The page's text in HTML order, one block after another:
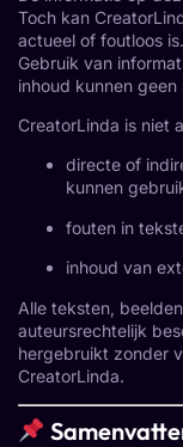
Toch kan
actueel of foutloos is.
Gebruik van
inhoud kunnen
CreatorLinda is niet
directe of
kunnen
fouten in
inhoud van
Alle teksten,
auteursrechtelijk
hergebruikt zonder
CreatorLinda.